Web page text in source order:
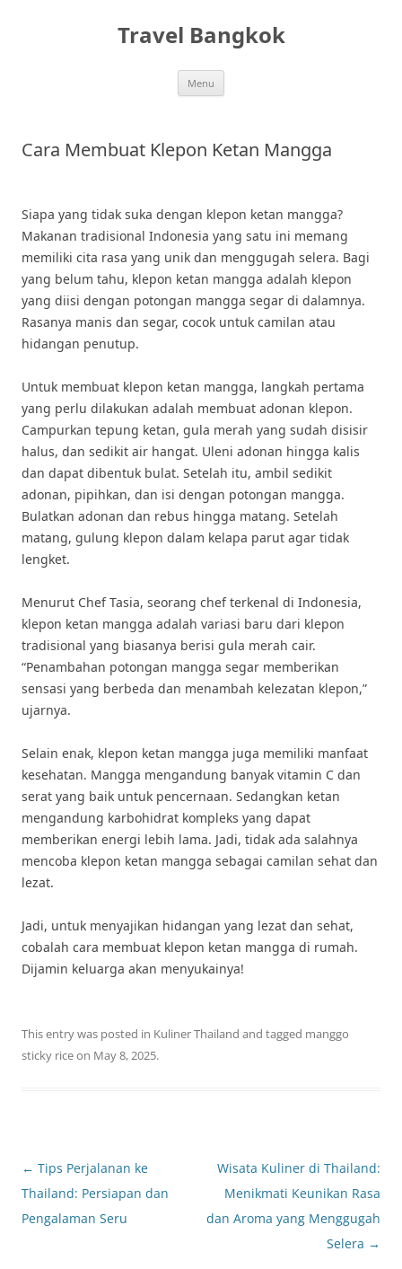
Travel Bangkok
Menu
Cara Membuat Klepon Ketan Mangga
Siapa yang tidak suka dengan klepon ketan mangga?
Makanan tradisional Indonesia yang satu ini memang
memiliki cita rasa yang unik dan menggugah selera. Bagi
yang belum tahu, klepon ketan mangga adalah klepon
yang diisi dengan potongan mangga segar di dalamnya.
Rasanya manis dan segar, cocok untuk camilan atau
hidangan penutup.
Untuk membuat klepon ketan mangga, langkah pertama
yang perlu dilakukan adalah membuat adonan klepon.
Campurkan tepung ketan, gula merah yang sudah disisir
halus, dan sedikit air hangat. Uleni adonan hingga kalis
dan dapat dibentuk bulat. Setelah itu, ambil sedikit
adonan, pipihkan, dan isi dengan potongan mangga.
Bulatkan adonan dan rebus hingga matang. Setelah
matang, gulung klepon dalam kelapa parut agar tidak
lengket.
Menurut Chef Tasia, seorang chef terkenal di Indonesia,
klepon ketan mangga adalah variasi baru dari klepon
tradisional yang biasanya berisi gula merah cair.
“Penambahan potongan mangga segar memberikan
sensasi yang berbeda dan menambah kelezatan klepon,”
ujarnya.
Selain enak, klepon ketan mangga juga memiliki manfaat
kesehatan. Mangga mengandung banyak vitamin C dan
serat yang baik untuk pencernaan. Sedangkan ketan
mengandung karbohidrat kompleks yang dapat
memberikan energi lebih lama. Jadi, tidak ada salahnya
mencoba klepon ketan mangga sebagai camilan sehat dan
lezat.
Jadi, untuk menyajikan hidangan yang lezat dan sehat,
cobalah cara membuat klepon ketan mangga di rumah.
Dijamin keluarga akan menyukainya!
This entry was posted in Kuliner Thailand and tagged manggo
sticky riceon May 8, 2025.
Post
navigation
← Tips Perjalanan ke
Thailand: Persiapan dan
Pengalaman Seru
Wisata Kuliner di Thailand:
Menikmati Keunikan Rasa
dan Aroma yang Menggugah
Selera →